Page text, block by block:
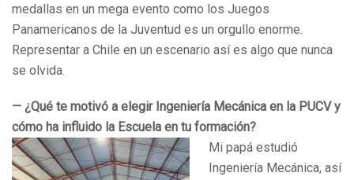
medallas en un mega evento como los Juegos
Panamericanos de la Juventud es un orgullo enorme.
Representar a Chile en un escenario así es algo que nunca
se olvida.
— ¿Qué te motivó a elegir Ingeniería Mecánica en la PUCV y
cómo ha influido la Escuela en tu formación?
Mi papá estudió
Ingeniería Mecánica, así